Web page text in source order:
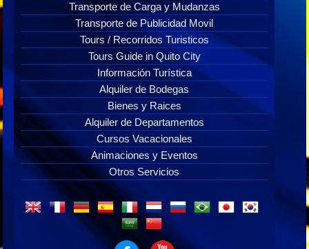
Transporte de Carga y Mudanzas
Transporte de Publicidad Movil
Tours / Recorridos Turisticos
Tours Guide in Quito City
Información Turística
Alquiler de Bodegas
Bienes y Raices
Alquiler de Departamentos
Cursos Vacacionales
Animaciones y Eventos
Otros Servicios